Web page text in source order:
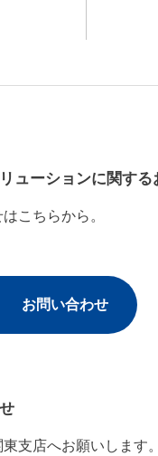
ューションに関する
こちらから。
お問い合わせ
支店へお願いします。